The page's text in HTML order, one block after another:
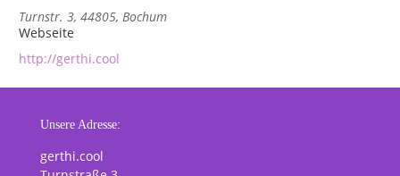
Turnstr. 3, 44805, Bochum
Webseite
http://gerthi.cool
Unsere Adresse:
gerthi.cool